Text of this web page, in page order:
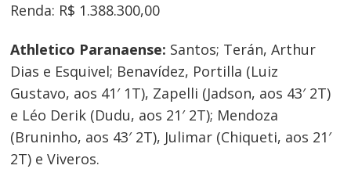
Renda: R$ 1.388.300,00
Athletico Paranaense: Santos; Terán, Arthur
Dias e Esquivel; Benavídez, Portilla (Luiz
Gustavo, aos 41′ 1T), Zapelli (Jadson, aos 43′ 2T)
e Léo Derik (Dudu, aos 21′ 2T); Mendoza
(Bruninho, aos 43′ 2T), Julimar (Chiqueti, aos 21′
2T) e Viveros.